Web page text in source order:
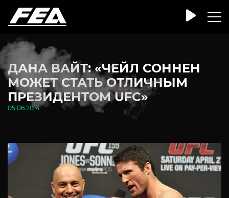
ДАНА ВАЙТ: «ЧЕЙЛ СОННЕН
МОЖЕТ СТАТЬ ОТЛИЧНЫМ
ПРЕЗИДЕНТОМ UFC»
05.06.2014